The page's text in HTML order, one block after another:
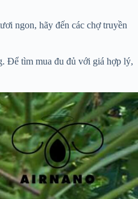
ngon, hãy đến các chợ truyền
Để tìm mua đu đủ với giá hợp lý,